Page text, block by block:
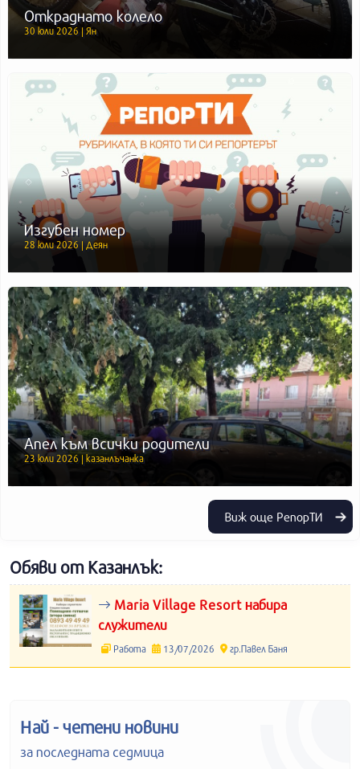
Откраднато колело
30 юли 2026 | Ян
Изгубен номер
28 юли 2026 | Деян
Апел към всички родители
23 юли 2026 | казанлъчанка
Виж още РепорТИ
Обяви от Казанлък:
Maria Village Resort набира
служители
Работа 13/07/2026 гр.Павел Баня
Най - четени новини
за последната седмица